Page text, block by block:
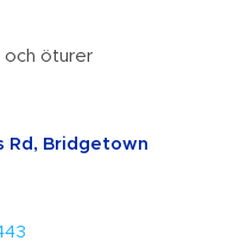
och öturer
Rd, Bridgetown